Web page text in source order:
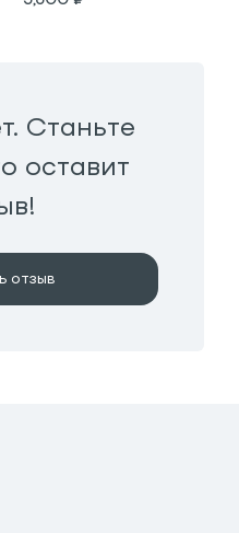
Станьте
оставит
отзыв